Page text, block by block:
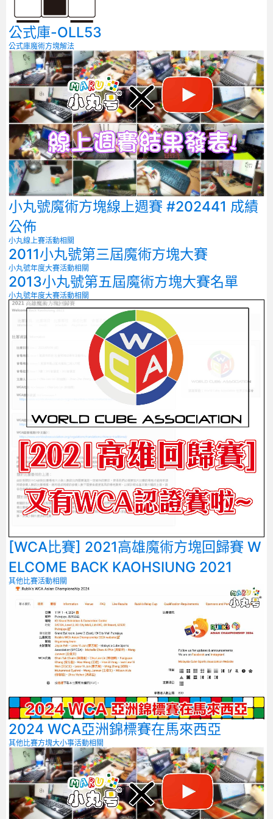
公式庫-OLL53
公式庫魔術方塊解法
小丸號魔術方塊線上週賽 #202441 成績
公佈
小丸線上賽活動相關
2011小丸號第三屆魔術方塊大賽
小丸號年度大賽活動相關
2013小丸號第五屆魔術方塊大賽名單
小丸號年度大賽活動相關
[WCA比賽] 2021高雄魔術方塊回歸賽 W
ELCOME BACK KAOHSIUNG 2021
其他比賽活動相關
2024 WCA亞洲錦標賽在馬來西亞
其他比賽方塊大小事活動相關